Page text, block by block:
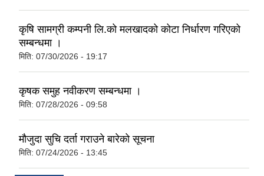
कृषि सामग्री कम्पनी लि.को मलखादको कोटा निर्धारण गरिएको
सम्बन्धमा ।
मिति: 07/30/2026 - 19:17
कृषक समुह नवीकरण सम्बन्धमा ।
मिति: 07/28/2026 - 09:58
मौजुदा सुचि दर्ता गराउने बारेको सूचना
मिति: 07/24/2026 - 13:45